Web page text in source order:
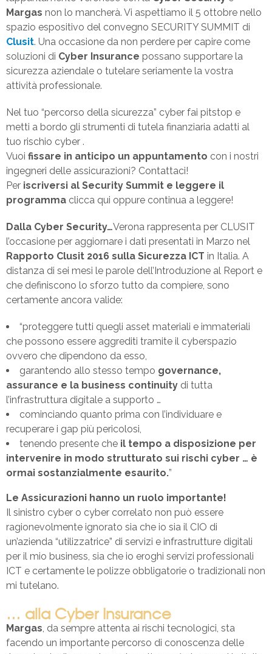
Margas non lo mancherà. Vi aspettiamo il 5 ottobre nello
spazio espositivo del convegno SECURITY SUMMIT di
Clusit. Una occasione da non perdere per capire come
soluzioni di Cyber Insurance possano supportare la
sicurezza aziendale o tutelare seriamente la vostra
attività professionale.
Nel tuo “percorso della sicurezza” cyber fai pitstop e
metti a bordo gli strumenti di tutela finanziaria adatti al
tuo rischio cyber .
Vuoi fissare in anticipo un appuntamento con i nostri
ingegneri delle assicurazioni? Contattaci!
Per iscriversi al Security Summit e leggere il
programma clicca qui oppure continua a leggere!
Dalla Cyber Security…Verona rappresenta per CLUSIT
l’occasione per aggiornare i dati presentati in Marzo nel
Rapporto Clusit 2016 sulla Sicurezza ICT in Italia. A
distanza di sei mesi le parole dell’Introduzione al Report e
che definiscono lo sforzo tutto da compiere, sono
certamente ancora valide:
“proteggere tutti quegli asset materiali e immateriali
che possono essere aggrediti tramite il cyberspazio
ovvero che dipendono da esso,
garantendo allo stesso tempo governance,
assurance e la business continuity di tutta
l’infrastruttura digitale a supporto …
cominciando quanto prima con l’individuare e
recuperare i gap più pericolosi,
tenendo presente che il tempo a disposizione per
intervenire in modo strutturato sui rischi cyber … è
ormai sostanzialmente esaurito.”
Le Assicurazioni hanno un ruolo importante!
Il sinistro cyber o cyber correlato non può essere
ragionevolmente ignorato sia che io sia il CIO di
un’azienda “utilizzatrice” di servizi e infrastrutture digitali
per il mio business, sia che io eroghi servizi professionali
ICT e certamente le polizze obbligatorie o tradizionali non
mi tutelano.
… alla Cyber Insurance
Margas, da sempre attenta ai rischi tecnologici, sta
facendo un importante percorso di conoscenza delle